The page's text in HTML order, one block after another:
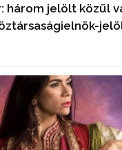
három jelölt közül